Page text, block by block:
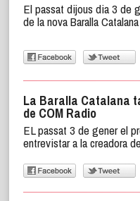
El passat dijous dia 3 de
de la nova Baralla
La Baralla Catalana
de COM Radio
EL passat 3 de gener el
entrevistar a la creadora